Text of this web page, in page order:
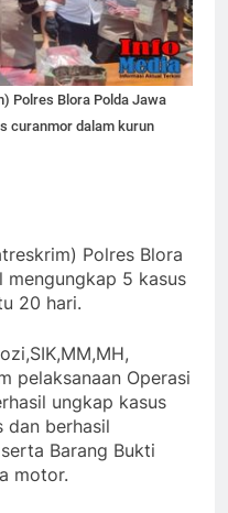
Polres Blora Polda Jawa
curanmor dalam kurun
Polres Blora
mengungkap 5 kasus
20 hari.
pelaksanaan Operasi
ungkap kasus
dan berhasil
Barang Bukti
motor.